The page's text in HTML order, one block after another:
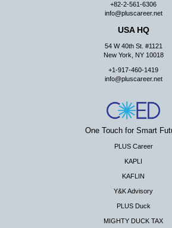
+82-2-561-6306
info@pluscareer.net
USA HQ
54 W 40th St. #1121
New York, NY 10018
+1-917-460-1419
info@pluscareer.net
One Touch for Smart
PLUS Career
KAPLI
KAFLIN
Y&K Advisory
PLUS Duck
MIGHTY DUCK TAX